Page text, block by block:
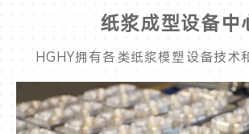
纸浆成型设备中
HGHY拥有各类纸浆模塑设备技术